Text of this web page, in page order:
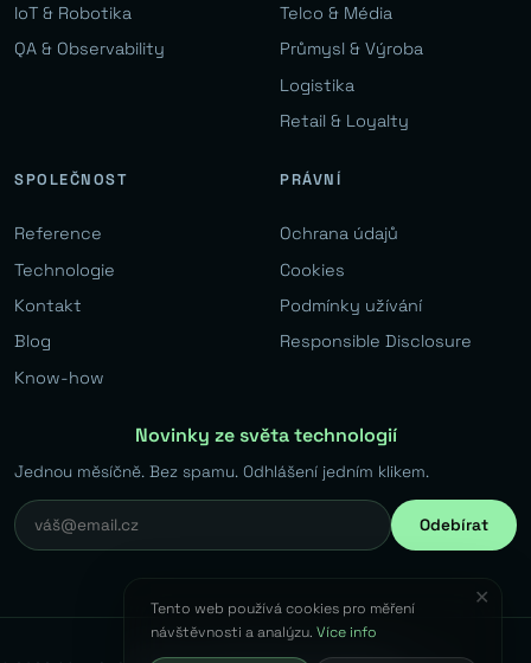
IoT & Robotika
QA & Observability
Telco & Média
Průmysl & Výroba
Logistika
Retail & Loyalty
SPOLEČNOST
Reference
Technologie
Kontakt
Blog
Know-how
PRÁVNÍ
Ochrana údajů
Cookies
Podmínky užívání
Responsible Disclosure
Novinky ze světa technologií
Jednou měsíčně. Bez spamu. Odhlášení jedním klikem.
Odebírat
✕
Tento web používá cookies pro měření
návštěvnosti a analýzu.Více info